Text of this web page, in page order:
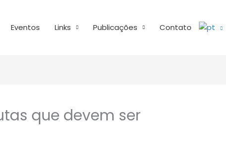
Eventos Links Publicações Contato
que devem ser